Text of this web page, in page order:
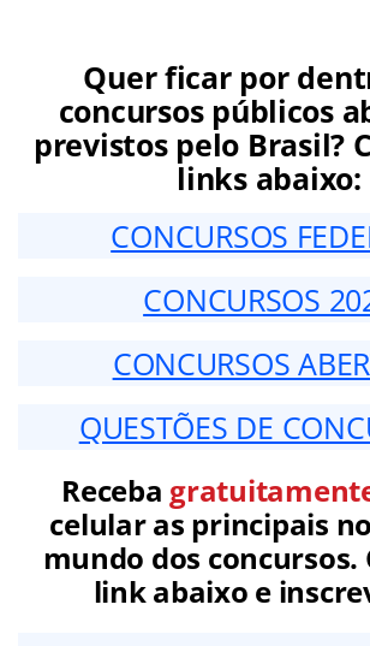
Quer ficar por
concursos públicos
previstos pelo Brasil?
links abaixo:
CONCURSOS
CONCURSOS
CONCURSOS
QUESTÕES DE
Receba
celular as principais
mundo dos concursos.
link abaixo e